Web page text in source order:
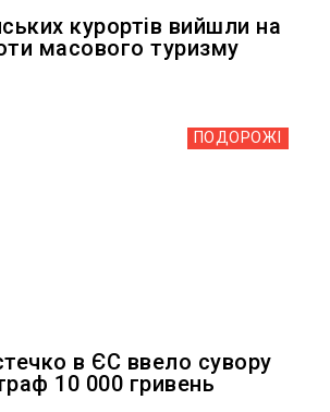
курортів вийшли на
масового туризму
ПОДОРОЖІ
в ЄС ввело сувору
10 000 гривень